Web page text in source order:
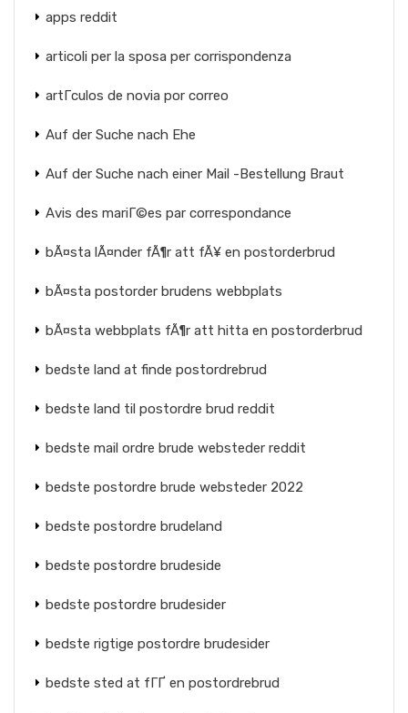
apps reddit
articoli per la sposa per corrispondenza
artГ­culos de novia por correo
Auf der Suche nach Ehe
Auf der Suche nach einer Mail -Bestellung Braut
Avis des mariГ©es par correspondance
bÃ¤sta lÃ¤nder fÃ¶r att fÃ¥ en postorderbrud
bÃ¤sta postorder brudens webbplats
bÃ¤sta webbplats fÃ¶r att hitta en postorderbrud
bedste land at finde postordrebrud
bedste land til postordre brud reddit
bedste mail ordre brude websteder reddit
bedste postordre brude websteder 2022
bedste postordre brudeland
bedste postordre brudeside
bedste postordre brudesider
bedste rigtige postordre brudesider
bedste sted at fГҐ en postordrebrud